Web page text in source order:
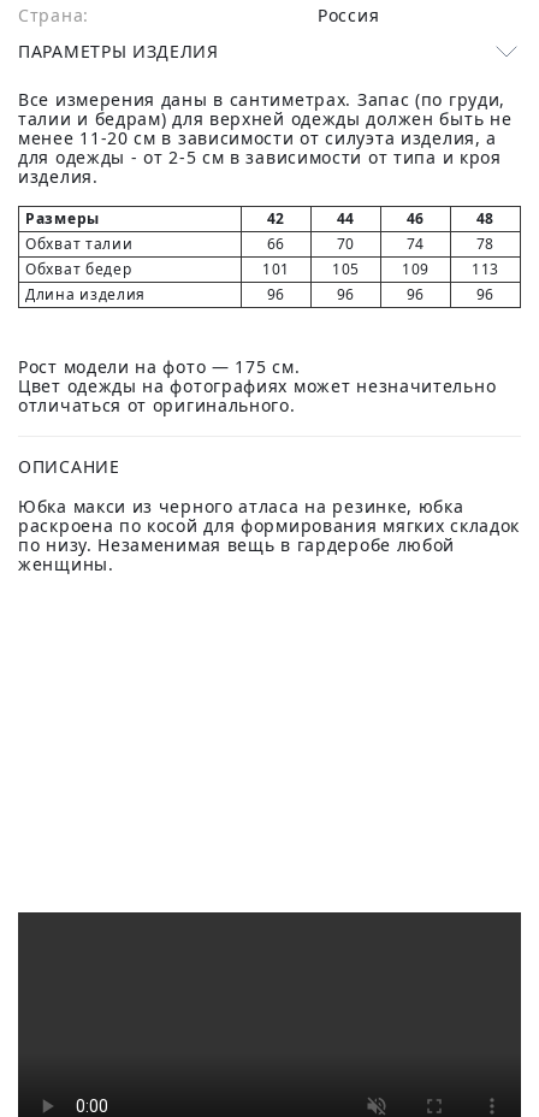
Страна:
Россия
ПАРАМЕТРЫ ИЗДЕЛИЯ
Все измерения даны в сантиметрах. Запас (по груди,
талии и бедрам) для верхней одежды должен быть не
менее 11-20 см в зависимости от силуэта изделия, а
для одежды - от 2-5 см в зависимости от типа и кроя
изделия.
Размеры 42 44 46
48
Обхват талии
66 70 74
78
Обхват бедер
101 105 109
113
Длина изделия
96 96 96 96
Рост модели на фото — 175 см.
Цвет одежды на фотографиях может незначительно
отличаться от оригинального.
ОПИСАНИЕ
Юбка макси из черного атласа на резинке, юбка
раскроена по косой для формирования мягких складок
по низу. Незаменимая вещь в гардеробе любой
женщины.